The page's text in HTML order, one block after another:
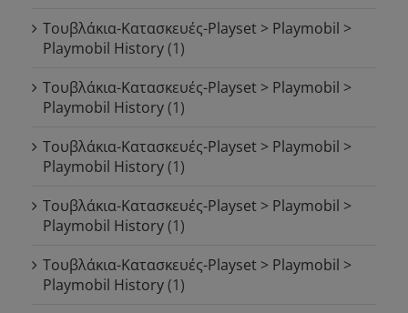
Τουβλάκια-Κατασκευές-Playset > Playmobil >
Playmobil History(1)
Τουβλάκια-Κατασκευές-Playset > Playmobil >
Playmobil History(1)
Τουβλάκια-Κατασκευές-Playset > Playmobil >
Playmobil History(1)
Τουβλάκια-Κατασκευές-Playset > Playmobil >
Playmobil History(1)
Τουβλάκια-Κατασκευές-Playset > Playmobil >
Playmobil History(1)